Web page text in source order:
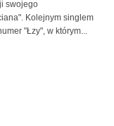
swojego
Kolejnym singlem
"Łzy", w którym...